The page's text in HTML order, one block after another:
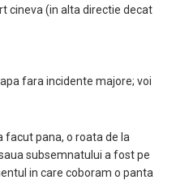
cineva (in alta directie decat
fara incidente majore; voi
facut pana, o roata de la
subsemnatului a fost pe
in care coboram o panta